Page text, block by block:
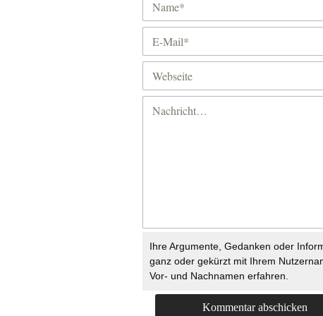
Ihre Argumente, Gedanken oder
ganz oder gekürzt mit Ihrem
Vor- und Nachnamen erfahren.